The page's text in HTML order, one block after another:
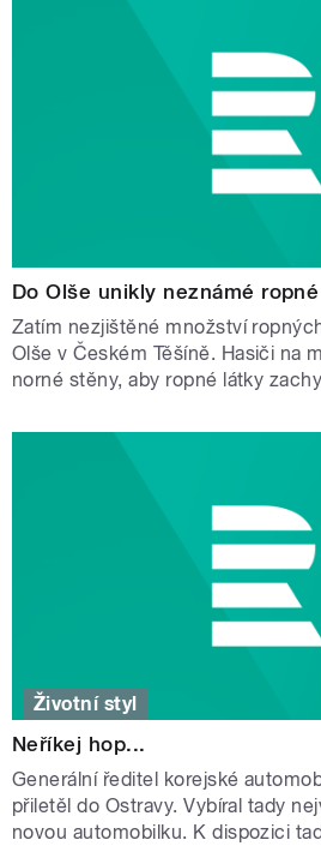
Do Olše unikly neznámé
Zatím nezjištěné množství
Olše v Českém Těšíně. Hasiči na
norné stěny, aby ropné látky
Životní styl
Neříkej hop...
Generální ředitel korejské
přiletěl do Ostravy. Vybíral tady
novou automobilku. K dispozici